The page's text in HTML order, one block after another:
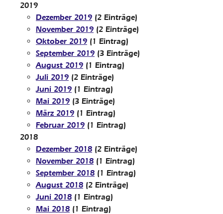
2019
Dezember 2019 (2 Einträge)
November 2019 (2 Einträge)
Oktober 2019 (1 Eintrag)
September 2019 (3 Einträge)
August 2019 (1 Eintrag)
Juli 2019 (2 Einträge)
Juni 2019 (1 Eintrag)
Mai 2019 (3 Einträge)
März 2019 (1 Eintrag)
Februar 2019 (1 Eintrag)
2018
Dezember 2018 (2 Einträge)
November 2018 (1 Eintrag)
September 2018 (1 Eintrag)
August 2018 (2 Einträge)
Juni 2018 (1 Eintrag)
Mai 2018 (1 Eintrag)